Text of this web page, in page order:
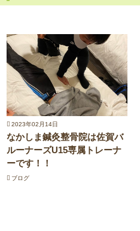
2023年02月14日
なかしま鍼灸整骨院は佐賀バ
ルーナーズU15専属トレーナ
ーです！！
ブログ